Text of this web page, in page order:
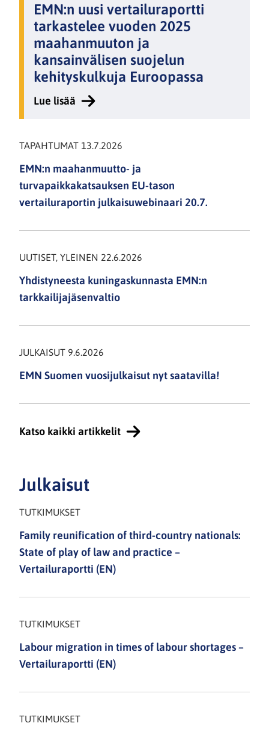
EMN:n uusi vertailuraportti
tarkastelee vuoden 2025
maahanmuuton ja
kansainvälisen suojelun
kehityskulkuja Euroopassa
Lue lisää
:
uusi
tarkastelee
vuoden
2025
kansainvälisen
suojelun
kehityskulkuja
TAPAHTUMAT 13.7.2026
EMN:n maahanmuutto- ja
turvapaikkakatsauksen EU-tason
vertailuraportin julkaisuwebinaari 20.7.
UUTISET, YLEINEN 22.6.2026
Yhdistyneesta kuningaskunnasta EMN:n
tarkkailijajäsenvaltio
JULKAISUT 9.6.2026
EMN Suomen vuosijulkaisut nyt saatavilla!
Katso kaikki artikkelit
Julkaisut
TUTKIMUKSET
Family reunification of third-country nationals:
State of play of law and practice –
Vertailuraportti (EN)
TUTKIMUKSET
Labour migration in times of labour shortages –
Vertailuraportti (EN)
TUTKIMUKSET